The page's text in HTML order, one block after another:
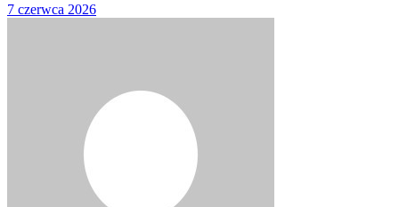
7 czerwca 2026